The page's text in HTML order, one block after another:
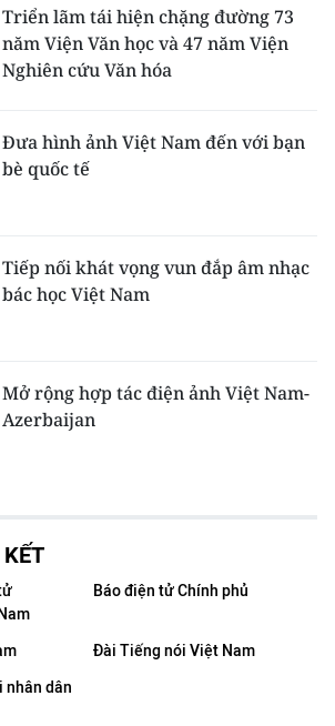
Triển lãm tái hiện chặng đường 73
năm Viện Văn học và 47 năm Viện
Nghiên cứu Văn hóa
Đưa hình ảnh Việt Nam đến với bạn
bè quốc tế
Tiếp nối khát vọng vun đắp âm nhạc
bác học Việt Nam
Mở rộng hợp tác điện ảnh Việt Nam-
Azerbaijan
Báo điện tử Chính phủ
Đài Tiếng nói Việt Nam
nhân dân